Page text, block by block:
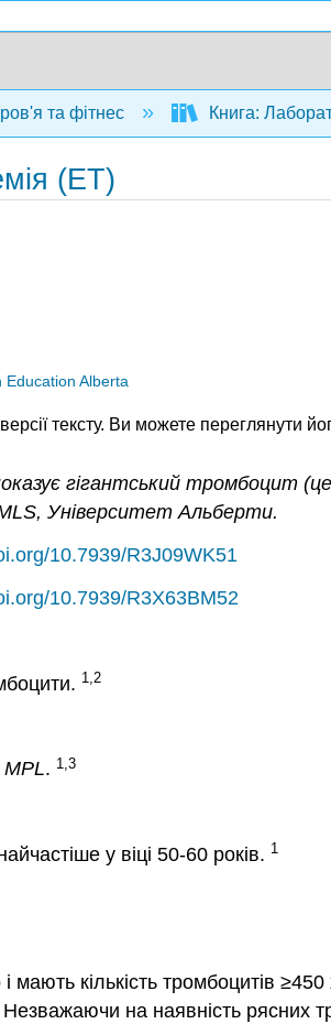
та фітнес Книга:
(ET)
Education Alberta
тексту. Ви можете переглянути
гігантський тромбоцит
MLS, Університет Альберти.
10.7939/R3J09WK51
10.7939/R3X63BM52
1,2
MPL. 1,3
у віці 50-60 років. 1
мають кількість тромбоцитів
на наявність рясних